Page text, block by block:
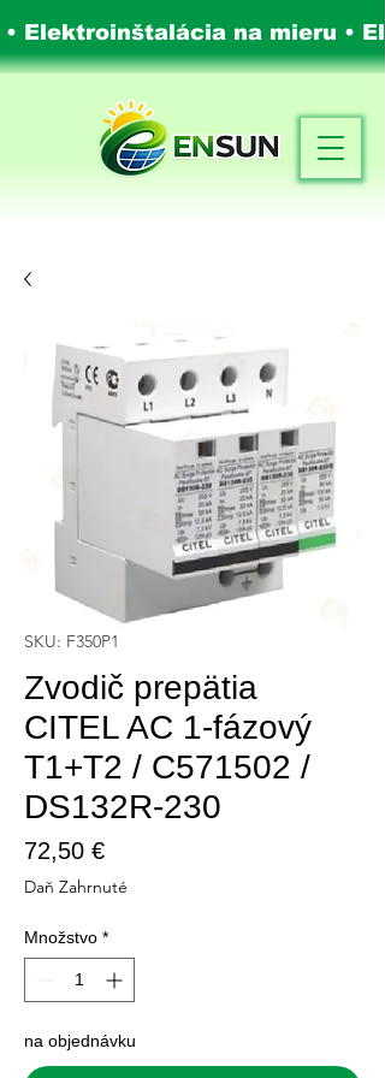
Elektroinštalácia na mieru •
SKU: F350P1
Zvodič prepätia
CITEL AC 1-fázový
T1+T2 / C571502 /
DS132R-230
72,50 €Price
Daň Zahrnuté
Množstvo *
na objednávku